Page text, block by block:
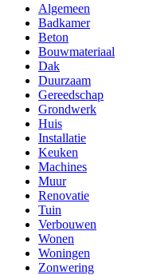
Algemeen
Badkamer
Beton
Bouwmateriaal
Dak
Duurzaam
Gereedschap
Grondwerk
Huis
Installatie
Keuken
Machines
Muur
Renovatie
Tuin
Verbouwen
Wonen
Woningen
Zonwering